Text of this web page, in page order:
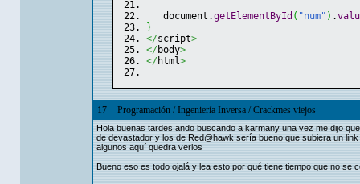
document.getElementById ( "num" ) .
}
</script>
</ body>
</ html>
17 Programación/Ingeniería Inversa/Crackmes viejos
Hola buenas tardes ando buscando a karmany una vez me dijo
de devastador y los de Red@hawk sería bueno que subiera un
algunos aquí quedra verlos
Bueno eso es todo ojalá y lea esto por qué tiene tiempo que no se